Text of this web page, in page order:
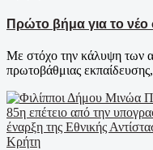
Πρώτο βήμα για το
Με στόχο την κάλυψη των
πρωτοβάθμιας
Κρήτη